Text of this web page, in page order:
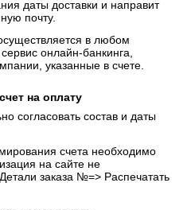
все поля формы и
будет выставлен счет.
даты доставки и направит
почту.
в любом
онлайн-банкинга,
указанные в счете.
счетна оплату